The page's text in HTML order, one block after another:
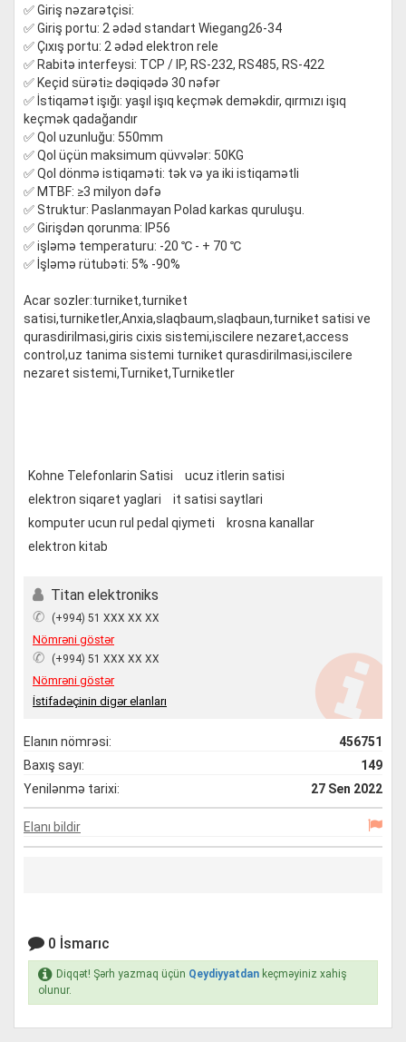
✅ Giriş nəzarətçisi:
✅ Giriş portu: 2 ədəd standart Wiegang26-34
✅ Çıxış portu: 2 ədəd elektron rele
✅ Rabitə interfeysi: TCP / IP, RS-232, RS485, RS-422
✅ Keçid sürəti≥ dəqiqədə 30 nəfər
✅ İstiqamət işığı: yaşıl işıq keçmək deməkdir, qırmızı işıq
keçmək qadağandır
✅ Qol uzunluğu: 550mm
✅ Qol üçün maksimum qüvvələr: 50KG
✅ Qol dönmə istiqaməti: tək və ya iki istiqamətli
✅ MTBF: ≥3 milyon dəfə
✅ Struktur: Paslanmayan Polad karkas quruluşu.
✅ Girişdən qorunma: IP56
✅ işləmə temperaturu: -20 ℃ - + 70 ℃
✅ İşləmə rütubəti: 5% -90%
Acar sozler:turniket,turniket
satisi,turniketler,Anxia,slaqbaum,slaqbaun,turniket satisi ve
qurasdirilmasi,giris cixis sistemi,iscilere nezaret,access
control,uz tanima sistemi turniket qurasdirilmasi,iscilere
nezaret sistemi,Turniket,Turniketler
Kohne Telefonlarin Satisi
ucuz itlerin satisi
elektron siqaret yaglari
it satisi saytlari
komputer ucun rul pedal qiymeti
krosna kanallar
elektron kitab
Titan elektroniks
✆
(+994) 51 XXX XX XX
Nömrəni göstər
✆ (+994) 51 XXX XX XX
Nömrəni göstər
İstifadəçinin digər elanları
Elanın nömrəsi:
456751
Baxış sayı:
149
Yenilənmə tarixi:
27 Sen 2022
Elanı bildir
0 İsmarıc
Diqqət! Şərh yazmaq üçün Qeydiyyatdan keçməyiniz xahiş
olunur.